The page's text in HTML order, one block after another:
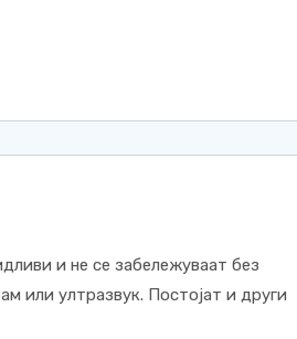
и не се забележуваат без
или ултразвук. Постојат и други